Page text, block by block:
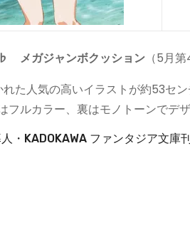
メガジャンボクッション （5月
た人気の高いイラストが約53セ
フルカラー、裏はモノトーンでデ
・KADOKAWA ファンタジア文庫